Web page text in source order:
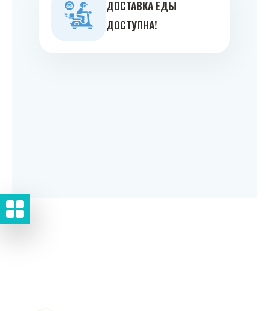
ДОСТАВКА ЕДЫ
ДОСТУПНА!